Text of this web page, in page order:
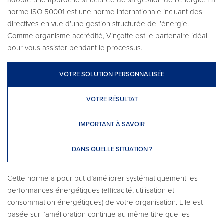
norme ISO 50001 est une norme internationale incluant des
directives en vue d’une gestion structurée de l’énergie.
Comme organisme accrédité, Vinçotte est le partenaire idéal
pour vous assister pendant le processus.
VOTRE SOLUTION PERSONNALISÉE
VOTRE RÉSULTAT
IMPORTANT À SAVOIR
DANS QUELLE SITUATION ?
Cette norme a pour but d’améliorer systématiquement les
performances énergétiques (efficacité, utilisation et
consommation énergétiques) de votre organisation. Elle est
basée sur l’amélioration continue au même titre que les